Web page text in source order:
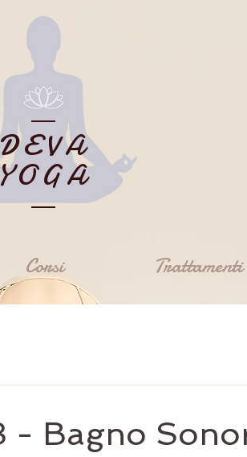
Corsi Trattamenti
- Bagno